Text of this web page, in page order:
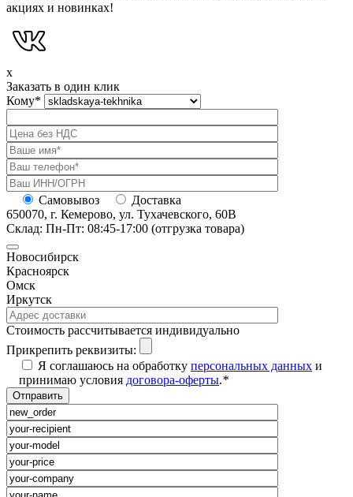
акциях и новинках!
x
Заказать в один клик
Кому*
Самовывоз
Доставка
650070, г. Кемерово, ул. Тухачевского, 60В
Склад: Пн-Пт: 08:45-17:00 (отгрузка товара)
Новосибирск
Красноярск
Омск
Иркутск
Cтоимость рассчитывается индивидуально
Прикрепить реквизиты:
Я соглашаюсь на обработку персональных данных и
принимаю условия договора-оферты.*